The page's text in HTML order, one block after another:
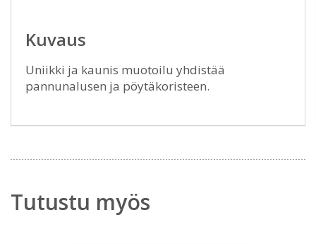
Kuvaus
Uniikki ja kaunis muotoilu yhdistää
pannunalusen ja pöytäkoristeen.
Tutustu myös